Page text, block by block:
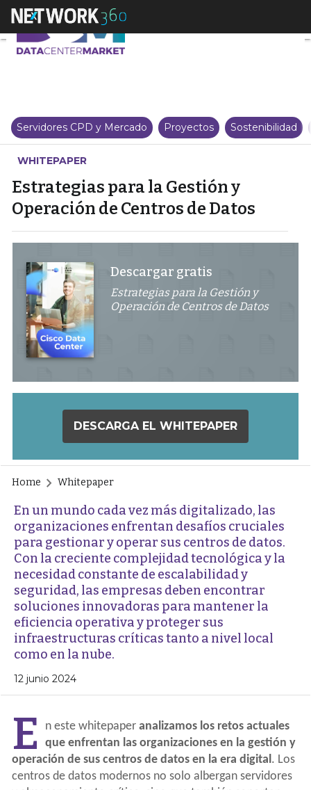
Estrategias para la Gestión y
Servidores CPD y Mercado Proyectos Sostenibilidad
WHITEPAPER
Estrategias para la Gestión y
Operación de Centros de Datos
Descargar gratis
Estrategias para la Gestión y
Operación de Centros de Datos
DESCARGA EL WHITEPAPER
Home Whitepaper
En un mundo cada vez más digitalizado, las
organizaciones enfrentan desafíos cruciales
para gestionar y operar sus centros de datos.
Con la creciente complejidad tecnológica y la
necesidad constante de escalabilidad y
seguridad, las empresas deben encontrar
soluciones innovadoras para mantener la
eficiencia operativa y proteger sus
infraestructuras críticas tanto a nivel local
como en la nube.
12 junio 2024
E n este whitepaperanalizamos los retos actuales
que enfrentan las organizaciones en la gestión y
operación de sus centros de datos en la era digital . Los
centros de datos modernos no solo albergan servidores